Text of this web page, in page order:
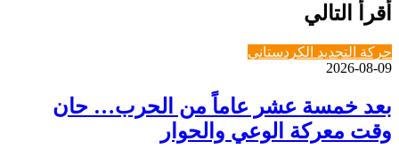
أقرأ التالي
حركة التجديد الكردستاني
2026-08-09
بعد خمسة عشر عاماً من الحرب… حان
وقت معركة الوعي والحوار